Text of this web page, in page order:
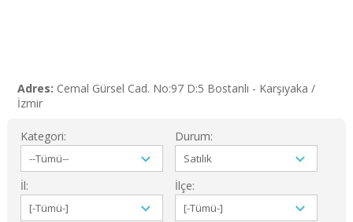
Adres: Cemal Gürsel Cad. No:97 D:5 Bostanlı - Karşıyaka /
İzmir
Kategori: Durum:
İl: İlçe: